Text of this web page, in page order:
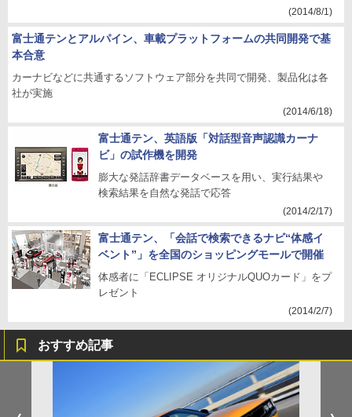
(2014/8/1)
富士通テンとアルパイン、車載プラットフォームの共同開発で基
本合意
カーナビなどに共通するソフトウェア部分を共同で開発、製品化は各
社が実施
(2014/6/18)
富士通テン、英語版「対話型音声認識カーナ
ビ」の試作機を開発
膨大な発話辞書データベースを用い、実行結果や
検索結果を自然な発話で応答
(2014/2/17)
富士通テン、「会話で検索できるナビ“体感イ
ベント”」を全国のショッピングモールで開催
体感者に「ECLIPSE オリジナルQUOカード」をプ
レゼント
(2014/2/7)
おすすめ記事